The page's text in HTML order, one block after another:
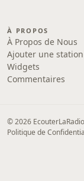
À PROPOS
À Propos de Nous
Ajouter une station
Widgets
Commentaires
© 2026
Politique de